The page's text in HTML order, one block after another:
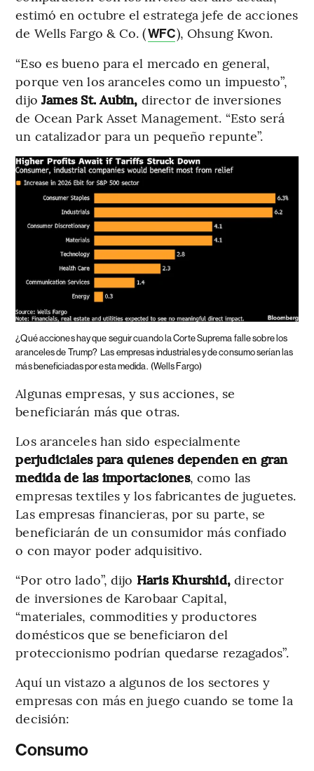
estimó en octubre el estratega jefe de acciones
de Wells Fargo & Co. (WFC), Ohsung Kwon.
“Eso es bueno para el mercado en general,
porque ven los aranceles como un impuesto”,
dijo James St. Aubin, director de inversiones
de Ocean Park Asset Management. “Esto será
un catalizador para un pequeño repunte”.
¿Qué acciones hay que seguir cuando la Corte Suprema falle sobre los
aranceles de Trump?
Las empresas industriales y de consumo serían las
más beneficiadas por esta medida. (Wells Fargo)
Algunas empresas, y sus acciones, se
beneficiarán más que otras.
Los aranceles han sido especialmente
perjudiciales para quienes dependen en gran
medida de las importaciones, como las
empresas textiles y los fabricantes de juguetes.
Las empresas financieras, por su parte, se
beneficiarán de un consumidor más confiado
o con mayor poder adquisitivo.
“Por otro lado”, dijo Haris Khurshid, director
de inversiones de Karobaar Capital,
“materiales, commodities y productores
domésticos que se beneficiaron del
proteccionismo podrían quedarse rezagados”.
Aquí un vistazo a algunos de los sectores y
empresas con más en juego cuando se tome la
decisión:
Consumo